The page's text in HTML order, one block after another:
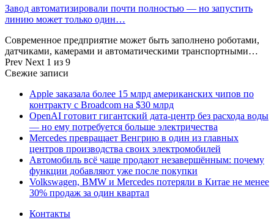
Завод автоматизировали почти полностью — но запустить
линию может только один…
Современное предприятие может быть заполнено роботами,
датчиками, камерами и автоматическими транспортными…
Prev Next 1 из 9
Свежие записи
Apple заказала более 15 млрд американских чипов по
контракту с Broadcom на $30 млрд
OpenAI готовит гигантский дата-центр без расхода воды
— но ему потребуется больше электричества
Mercedes превращает Венгрию в один из главных
центров производства своих электромобилей
Автомобиль всё чаще продают незавершённым: почему
функции добавляют уже после покупки
Volkswagen, BMW и Mercedes потеряли в Китае не менее
30% продаж за один квартал
Контакты